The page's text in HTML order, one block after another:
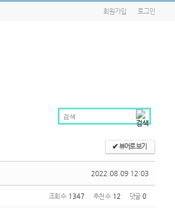
회원가입 로그인
✔뷰어로 보기
2022.08.09 12:03
조회 수 1347 추천 수 12 댓글 0